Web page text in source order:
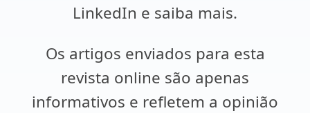
LinkedIn e saiba mais.
Os artigos enviados para esta
revista online são apenas
informativos e refletem a opinião